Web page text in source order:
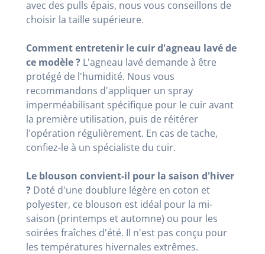
avec des pulls épais, nous vous conseillons de
choisir la taille supérieure.
Comment entretenir le cuir d'agneau lavé de
ce modèle ? L'agneau lavé demande à être
protégé de l'humidité. Nous vous
recommandons d'appliquer un spray
imperméabilisant spécifique pour le cuir avant
la première utilisation, puis de réitérer
l'opération régulièrement. En cas de tache,
confiez-le à un spécialiste du cuir.
Le blouson convient-il pour la saison d'hiver
? Doté d'une doublure légère en coton et
polyester, ce blouson est idéal pour la mi-
saison (printemps et automne) ou pour les
soirées fraîches d'été. Il n'est pas conçu pour
les températures hivernales extrêmes.